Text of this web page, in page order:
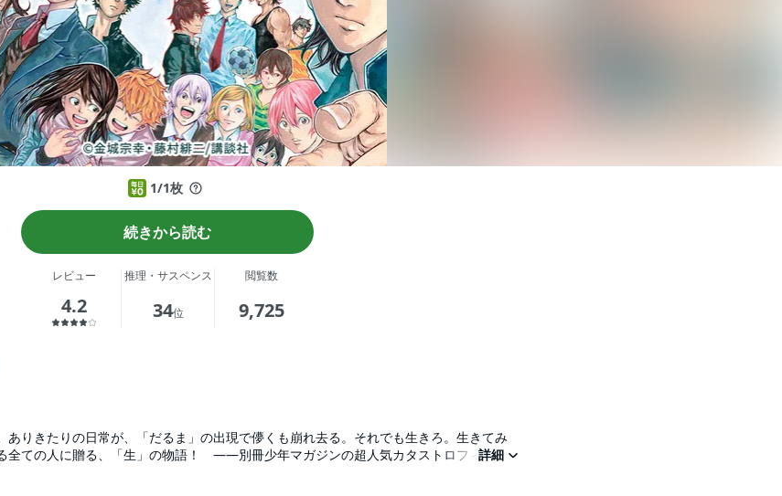
1/1枚
続きから読む
レビュー 推理・サスペンス 閲覧数
4.2 34位 9,725
ありきたりの日常が、「だるま」の出現で儚くも崩れ去る。それでも生きろ。生きてみ
全ての人に贈る、「生」の物語！ ――別冊少年マガジンの超人気カタストロフィ・サ
詳細